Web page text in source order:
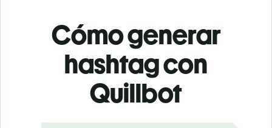
Cómo generar
hashtag con
Quillbot